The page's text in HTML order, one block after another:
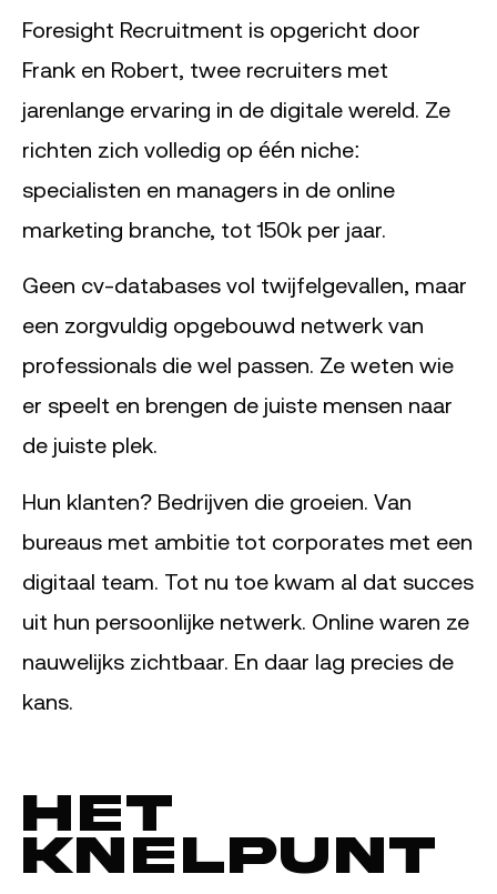
Foresight Recruitment is opgericht door
Frank en Robert, twee recruiters met
jarenlange ervaring in de digitale wereld. Ze
richten zich volledig op één niche:
specialisten en managers in de online
marketing branche, tot 150k per jaar.
Geen cv-databases vol twijfelgevallen, maar
een zorgvuldig opgebouwd netwerk van
professionals die wel passen. Ze weten wie
er speelt en brengen de juiste mensen naar
de juiste plek.
Hun klanten? Bedrijven die groeien. Van
bureaus met ambitie tot corporates met een
digitaal team. Tot nu toe kwam al dat succes
uit hun persoonlijke netwerk. Online waren ze
nauwelijks zichtbaar. En daar lag precies de
kans.
Het
knelpunt